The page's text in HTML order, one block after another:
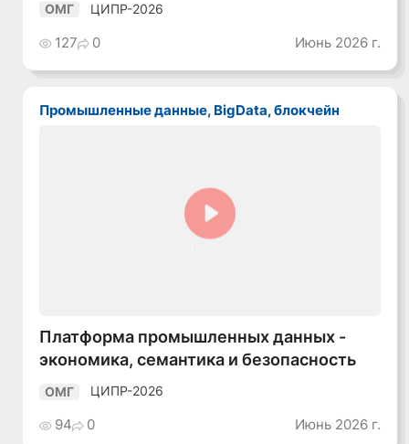
ОМГ ЦИПР-2026
127 0 Июнь 2026 г.
Промышленные данные, BigData, блокчейн
Платформа промышленных данных -
экономика, семантика и безопасность
ОМГ ЦИПР-2026
94 0 Июнь 2026 г.